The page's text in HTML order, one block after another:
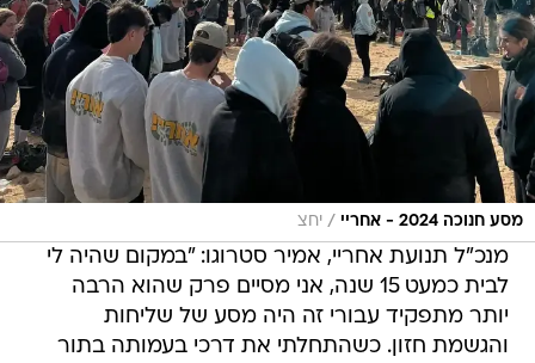
מסע חנוכה 2024 - אחריי / יחצ
מנכ"ל תנועת אחריי, אמיר סטרוגו: "במקום שהיה לי
לבית כמעט 15 שנה, אני מסיים פרק שהוא הרבה
יותר מתפקיד עבורי זה היה מסע של שליחות
והגשמת חזון. כשהתחלתי את דרכי בעמותה בתור